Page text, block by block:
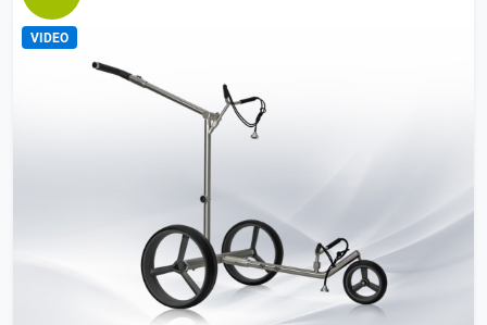
VIDEO